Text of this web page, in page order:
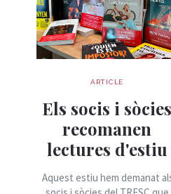
ARTICLE
Els socis i sòcies
recomanen
lectures d'estiu
Aquest estiu hem demanat